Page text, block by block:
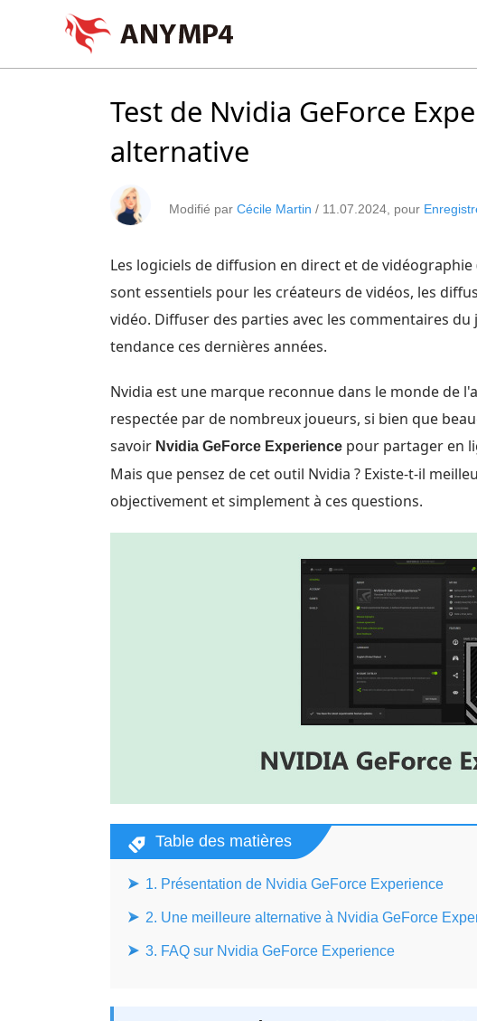
Test de Nvidia GeForce
alternative
Modifié par Cécile Martin / 11.07.2024 , pour
Les logiciels de diffusion en direct et de
sont essentiels pour les créateurs de vidéos, les
vidéo. Diffuser des parties avec les commentaires
tendance ces dernières années.
Nvidia est une marque reconnue dans le monde de
respectée par de nombreux joueurs, si bien que
savoir Nvidia GeForce Experience pour partager en
Mais que pensez de cet outil Nvidia ? Existe-t-il
objectivement et simplement à ces questions.
Table des matières
1. Présentation de Nvidia GeForce Experience
2. Une meilleure alternative à Nvidia GeForce
3. FAQ sur Nvidia GeForce Experience